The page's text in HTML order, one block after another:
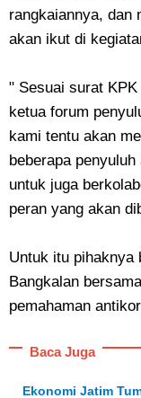
rangkaiannya, dan
akan ikut di
" Sesuai surat
ketua forum
kami tentu akan
beberapa
untuk juga
peran yang akan
Untuk itu pihaknya
Bangkalan
pemahaman
Baca Juga
Ekonomi Jatim